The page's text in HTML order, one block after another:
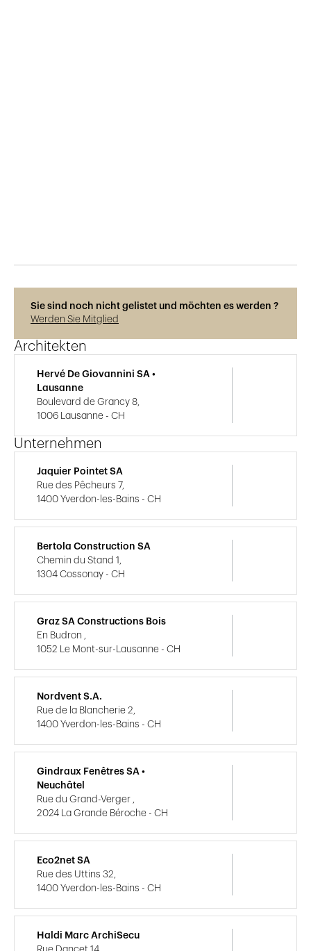
Sie sind noch nicht gelistet und möchten es werden ?
Werden Sie Mitglied
Architekten
Hervé De Giovannini SA •
Lausanne
Boulevard de Grancy 8,
1006 Lausanne - CH
Unternehmen
Jaquier Pointet SA
Rue des Pêcheurs 7,
1400 Yverdon-les-Bains - CH
Bertola Construction SA
Chemin du Stand 1,
1304 Cossonay - CH
Graz SA Constructions Bois
En Budron ,
1052 Le Mont-sur-Lausanne - CH
Nordvent S.A.
Rue de la Blancherie 2,
1400 Yverdon-les-Bains - CH
Gindraux Fenêtres SA •
Neuchâtel
Rue du Grand-Verger ,
2024 La Grande Béroche - CH
Eco2net SA
Rue des Uttins 32,
1400 Yverdon-les-Bains - CH
Haldi Marc ArchiSecu